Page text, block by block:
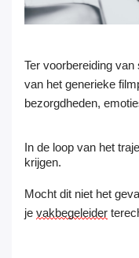
Ter voorbereiding
van het generieke
bezorgdheden,
In de loop van het
krijgen.
Mocht dit niet het
je vakbegeleider